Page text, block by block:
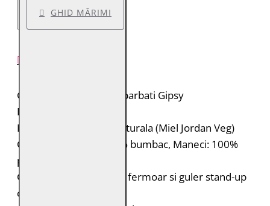
GHID MĂRIMI
Geaca de piele pentru barbati Gipsy
Brand: Gipsy 2.0
Material: 100% piele naturala (Miel Jordan Veg)
Captuseala: Corp: 100% bumbac, Maneci: 100%
poliester
Geaca de piele biker cu fermoar si guler stand-up
cu capsa